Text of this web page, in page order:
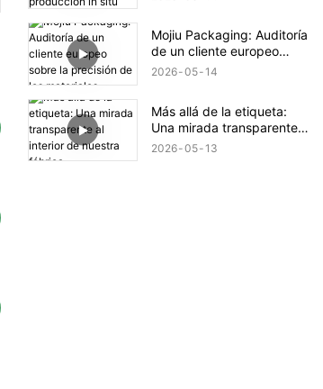
Mojiu Packaging: Auditoría
de un cliente europeo
sobre la precisión de los
2026 05 14
Más allá de la etiqueta:
Una mirada transparente
al interior de nuestra
2026 05 13